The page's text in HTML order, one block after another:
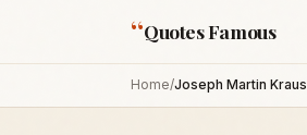
“Quotes Famous
Home/Joseph Martin Kraus